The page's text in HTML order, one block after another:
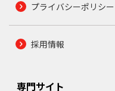
プライバシーポリシー
採用情報
専門サイト